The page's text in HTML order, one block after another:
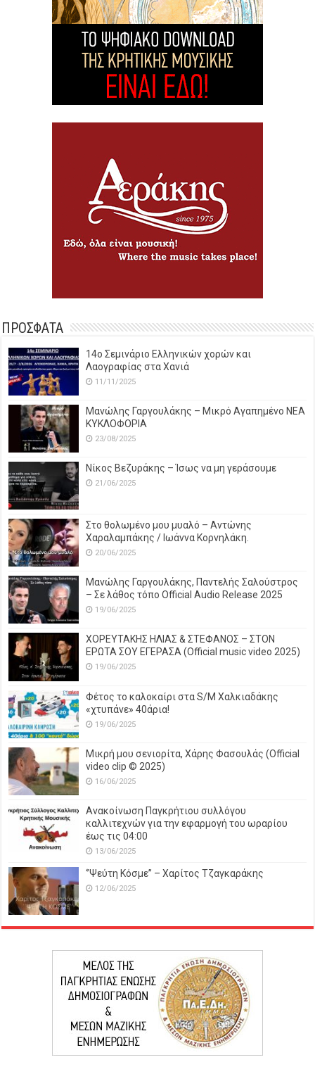
ΠΡΟΣΦΑΤΑ
14o Σεμινάριο Ελληνικών χορών και
Λαογραφίας στα Χανιά
11/11/2025
Μανώλης Γαργουλάκης – Μικρό Αγαπημένο NEΑ
ΚΥΚΛΟΦΟΡΙΑ
23/08/2025
Νίκος Βεζυράκης – Ίσως να μη γεράσουμε
21/06/2025
Στο θολωμένο μου μυαλό – Αντώνης
Χαραλαμπάκης / Ιωάννα Κορνηλάκη.
20/06/2025
Μανώλης Γαργουλάκης, Παντελής Σαλούστρος
– Σε λάθος τόπο Official Audio Release 2025
19/06/2025
ΧΟΡΕΥΤΑΚΗΣ ΗΛΙΑΣ & ΣΤΕΦΑΝΟΣ – ΣΤΟΝ
ΕΡΩΤΑ ΣΟΥ ΕΓΕΡΑΣΑ (Official music video 2025)
19/06/2025
Φέτος το καλοκαίρι στα S/M Χαλκιαδάκης
«χτυπάνε» 40άρια!
19/06/2025
Μικρή μου σενιορίτα, Χάρης Φασουλάς (Official
video clip © 2025)
16/06/2025
Ανακοίνωση Παγκρήτιου συλλόγου
καλλιτεχνών για την εφαρμογή του ωραρίου
έως τις 04:00
13/06/2025
‘’Ψεύτη Κόσμε’’ – Χαρίτος Τζαγκαράκης
12/06/2025